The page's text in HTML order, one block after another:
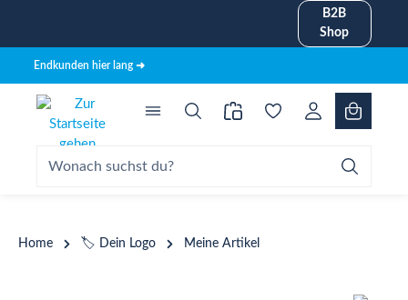
B2B
Shop
Endkunden hier lang ➜
Home 🏷️ Dein Logo Meine Artikel